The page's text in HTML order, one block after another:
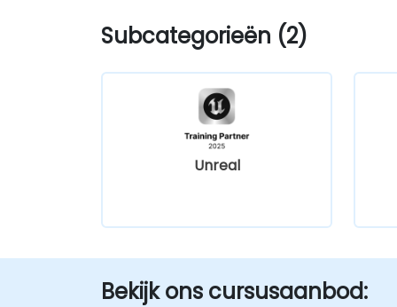
Subcategorieën (2)
Unreal
Bekijk ons cursusaanbod: